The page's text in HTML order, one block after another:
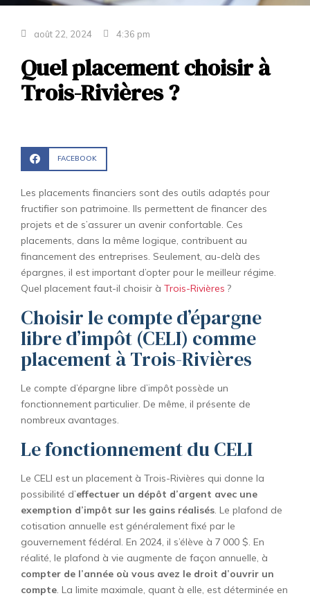
août 22, 2024 4:36 pm
Quel placement choisir à
Trois-Rivières ?
FACEBOOK
Les placements financiers sont des outils adaptés pour
fructifier son patrimoine. Ils permettent de financer des
projets et de s’assurer un avenir confortable. Ces
placements, dans la même logique, contribuent au
financement des entreprises. Seulement, au-delà des
épargnes, il est important d’opter pour le meilleur régime.
Quel placement faut-il choisir à Trois-Rivières ?
Choisir le compte d’épargne
libre d’impôt (CELI) comme
placement à Trois-Rivières
Le compte d’épargne libre d’impôt possède un
fonctionnement particulier. De même, il présente de
nombreux avantages.
Le fonctionnement du CELI
Le CELI est un placement à Trois-Rivières qui donne la
possibilité d’effectuer un dépôt d’argent avec une
exemption d’impôt sur les gains réalisés. Le plafond de
cotisation annuelle est généralement fixé par le
gouvernement fédéral. En 2024, il s’élève à 7 000 $. En
réalité, le plafond à vie augmente de façon annuelle, à
compter de l’année où vous avez le droit d’ouvrir un
compte. La limite maximale, quant à elle, est déterminée en